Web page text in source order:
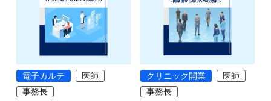
電子カルテ
医師
事務長
クリニック開業
医師
事務長